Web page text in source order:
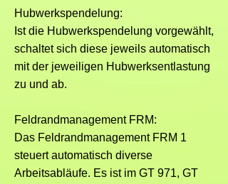
Hubwerkspendelung:
Ist die Hubwerkspendelung vorgewählt,
schaltet sich diese jeweils automatisch
mit der jeweiligen Hubwerksentlastung
zu und ab.
Feldrandmanagement FRM:
Das Feldrandmanagement FRM 1
steuert automatisch diverse
Arbeitsabläufe. Es ist im GT 971, GT